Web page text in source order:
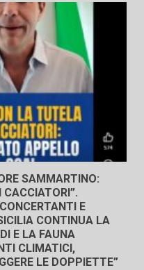
SAMMARTINO:
E
CONTINUA LA
E LA FAUNA
CLIMATICI,
LE DOPPIETTE”